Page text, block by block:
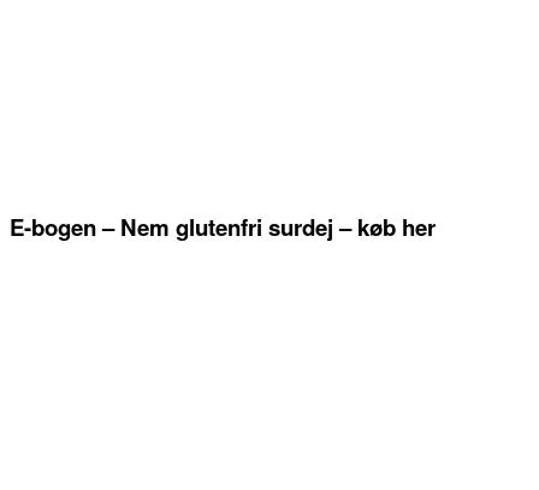
E-bogen – Nem glutenfri surdej – køb her